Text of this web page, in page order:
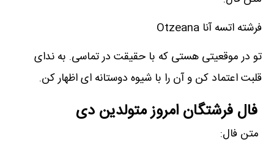
فرشته اتسه آنا Otzeana
تو در موقعیتی هستی که با حقیقت در تماسی. به ندای
قلبت اعتماد کن و آن را با شیوه دوستانه ای اظهار کن.
فال فرشتگان امروز متولدین دی
متن فال: